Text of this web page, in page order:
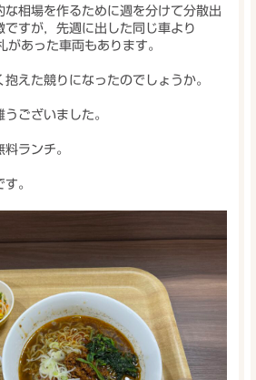
な相場を作るために週を分けて分散出
ですが，先週に出した同じ車より
あった車両もあります。
えた競りになったのでしょうか。
ございました。
ランチ。
。